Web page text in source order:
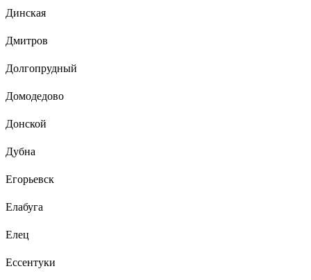
Динская
Дмитров
Долгопрудный
Домодедово
Донской
Дубна
Егорьевск
Елабуга
Елец
Ессентуки